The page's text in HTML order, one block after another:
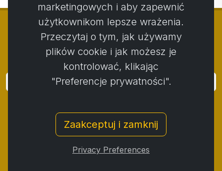
© Copyright 2014 - 2026 Activstar
Zaloguj się
Zasady i warunki / Polityka prywatności
Procedura składania skarg / Protokół reklamacji
Odstąpienie od umowy / Cookies
marketingowych i aby zapewnić
użytkownikom lepsze wrażenia.
Przeczytaj o tym, jak używamy
plików cookie i jak możesz je
kontrolować, klikając
"Preferencje prywatności".
Zaakceptuj i zamknij
Privacy Preferences